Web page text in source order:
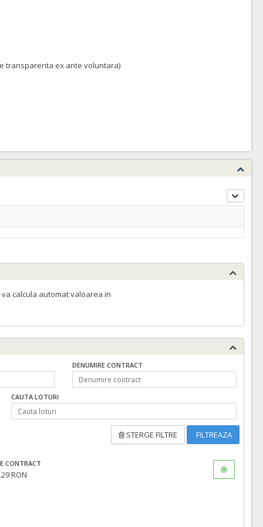
transparenta ex ante voluntara)
calcula automat valoarea in
DENUMIRE CONTRACT
CAUTA LOTURI
STERGE FILTRE FILTREAZA
CONTRACT
RON